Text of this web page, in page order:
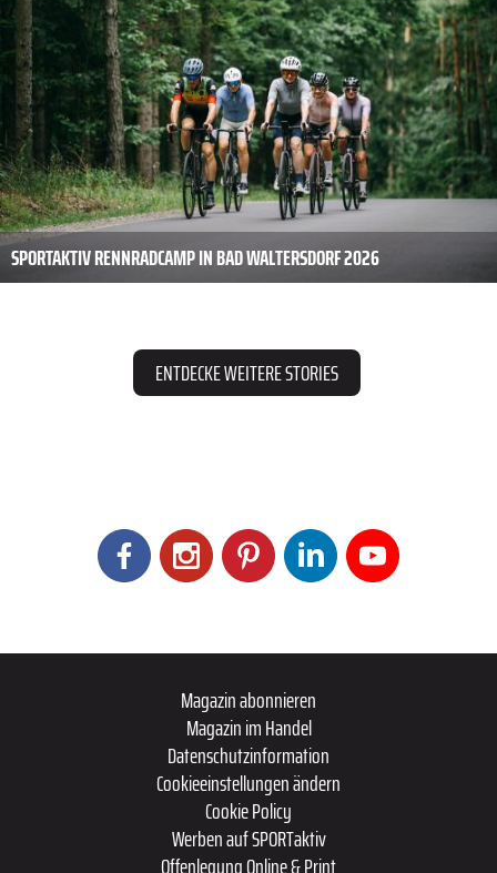
SPORTAKTIV RENNRADCAMP IN BAD WALTERSDORF 2026
ENTDECKE WEITERE STORIES
Magazin abonnieren
Magazin im Handel
Datenschutzinformation
Cookieeinstellungen ändern
Cookie Policy
Werben auf SPORTaktiv